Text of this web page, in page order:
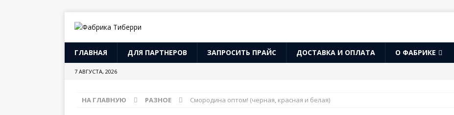
ГЛАВНАЯ ДЛЯ ПАРТНЕРОВ ЗАПРОСИТЬ ПРАЙС ДОСТАВКА И ОПЛАТА О ФАБРИКЕ
7 АВГУСТА, 2026
НА ГЛАВНУЮ РАЗНОЕ Смородина оптом! (черная, красная и белая)